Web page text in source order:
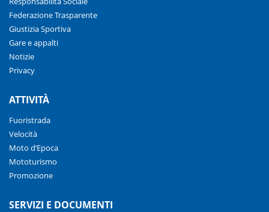
Federazione Trasparente
Giustizia Sportiva
Gare e appalti
Notizie
Privacy
ATTIVITÀ
Fuoristrada
Velocità
Moto d’Epoca
Mototurismo
Promozione
SERVIZI E DOCUMENTI